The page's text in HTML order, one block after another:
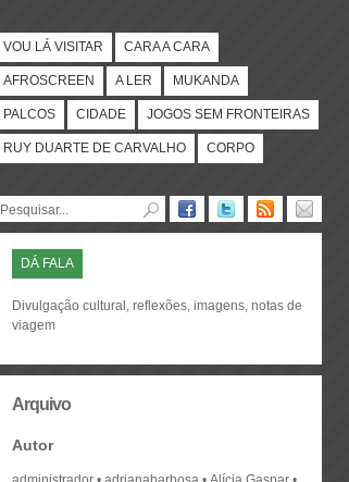
VOU LÁ VISITAR CARA A CARA
AFROSCREEN A LER MUKANDA
PALCOS CIDADE JOGOS SEM FRONTEIRAS
RUY DUARTE DE CARVALHO CORPO
DÁ FALA
Divulgação cultural, reflexões, imagens, notas de
viagem
Arquivo
Autor